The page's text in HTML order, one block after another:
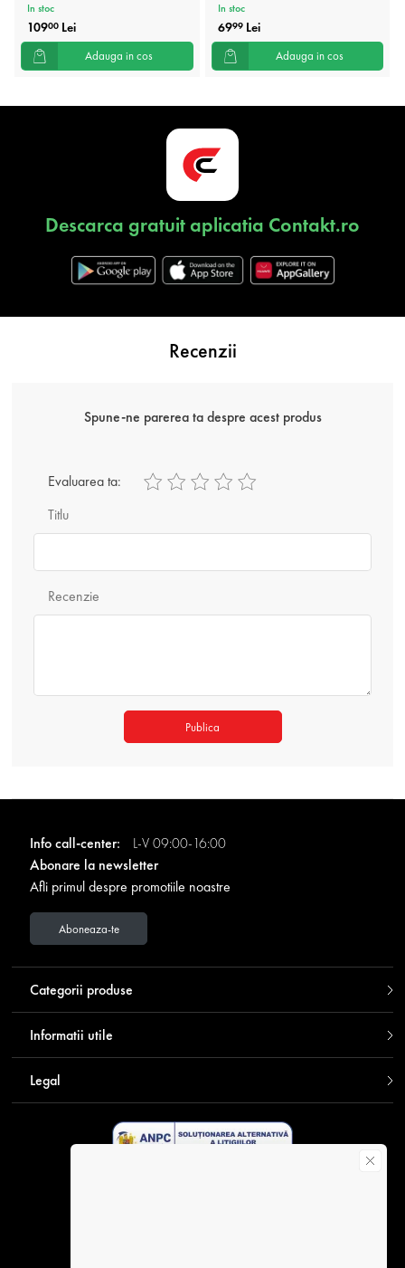
In stoc
10900 Lei
Adauga in cos
In stoc
6999Lei
Adauga in cos
Descarca gratuit aplicatia Contakt.ro
Recenzii
Spune-ne parerea ta despre acest produs
Titlu
Evaluarea ta:
Recenzie
Publica
Info call-center:
L-V 09:00-16:00
Abonare la newsletter
Afli primul despre promotiile noastre
Aboneaza-te
Categorii produse
Informatii utile
Legal